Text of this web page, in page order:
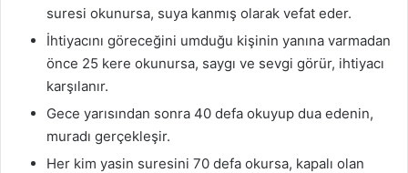
suresi okunursa, suya kanmış olarak vefat eder.
İhtiyacını göreceğini umduğu kişinin yanına varmadan
önce 25 kere okunursa, saygı ve sevgi görür, ihtiyacı
karşılanır.
Gece yarısından sonra 40 defa okuyup dua edenin,
muradı gerçekleşir.
Her kim yasin suresini 70 defa okursa, kapalı olan